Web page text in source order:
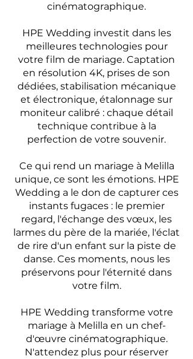
cinématographique.
HPE Wedding investit dans les
meilleures technologies pour
votre film de mariage. Captation
en résolution 4K, prises de son
dédiées, stabilisation mécanique
et électronique, étalonnage sur
moniteur calibré : chaque détail
technique contribue à la
perfection de votre souvenir.
Ce qui rend un mariage à Melilla
unique, ce sont les émotions. HPE
Wedding a le don de capturer ces
instants fugaces : le premier
regard, l'échange des vœux, les
larmes du père de la mariée, l'éclat
de rire d'un enfant sur la piste de
danse. Ces moments, nous les
préservons pour l'éternité dans
votre film.
HPE Wedding transforme votre
mariage à Melilla en un chef-
d'œuvre cinématographique.
N'attendez plus pour réserver